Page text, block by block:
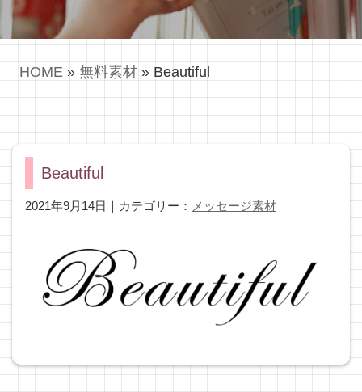
HOME » 無料素材 » Beautiful
Beautiful
2021年9月14日｜カテゴリー： メッセージ素材